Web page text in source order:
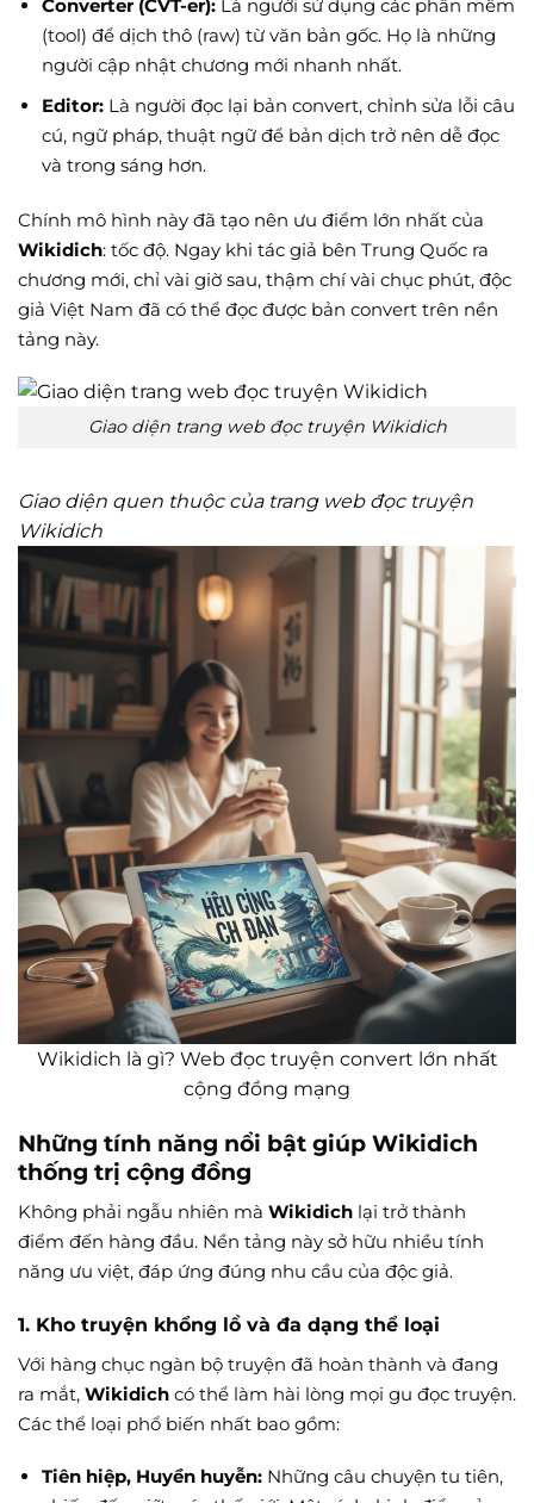
Converter (CVT-er):Là người sử dụng các phần mềm
(tool) để dịch thô (raw) từ văn bản gốc. Họ là những
người cập nhật chương mới nhanh nhất.
Editor:Là người đọc lại bản convert, chỉnh sửa lỗi câu
cú, ngữ pháp, thuật ngữ để bản dịch trở nên dễ đọc
và trong sáng hơn.
Chính mô hình này đã tạo nên ưu điểm lớn nhất của
Wikidich: tốc độ. Ngay khi tác giả bên Trung Quốc ra
chương mới, chỉ vài giờ sau, thậm chí vài chục phút, độc
giả Việt Nam đã có thể đọc được bản convert trên nền
tảng này.
Giao diện trang web đọc truyện Wikidich
Giao diện quen thuộc của trang web đọc truyện
Wikidich
Wikidich là gì? Web đọc truyện convert lớn nhất
cộng đồng mạng
Những tính năng nổi bật giúp Wikidich
thống trị cộng đồng
Không phải ngẫu nhiên mà Wikidich lại trở thành
điểm đến hàng đầu. Nền tảng này sở hữu nhiều tính
năng ưu việt, đáp ứng đúng nhu cầu của độc giả.
1. Kho truyện khổng lồ và đa dạng thể loại
Với hàng chục ngàn bộ truyện đã hoàn thành và đang
ra mắt, Wikidich có thể làm hài lòng mọi gu đọc truyện.
Các thể loại phổ biến nhất bao gồm:
Tiên hiệp, Huyền huyễn:Những câu chuyện tu tiên,